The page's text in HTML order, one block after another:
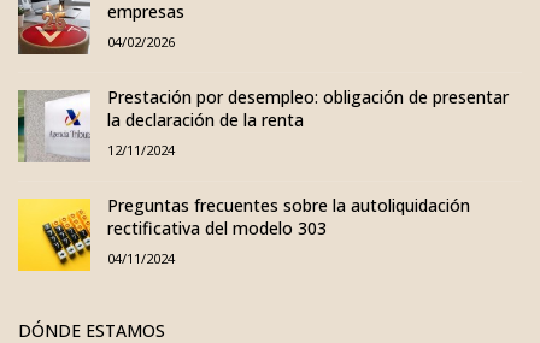
empresas
04/02/2026
Prestación por desempleo: obligación de presentar
la declaración de la renta
12/11/2024
Preguntas frecuentes sobre la autoliquidación
rectificativa del modelo 303
04/11/2024
DÓNDE ESTAMOS